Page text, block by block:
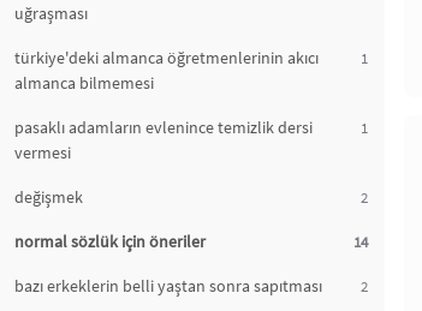
uğraşması
türkiye'deki almanca öğretmenlerinin akıcı
almanca bilmemesi
1
pasaklı adamların evlenince temizlik dersi
vermesi
1
değişmek 2
normal sözlük için öneriler 14
bazı erkeklerin belli yaştan sonra sapıtması 2